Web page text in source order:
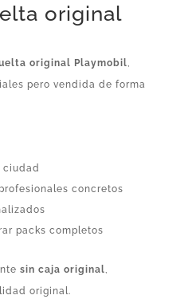
original
original Playmobil
pero vendida de forma
ciudad
concretos
packs completos
sin caja original
original.